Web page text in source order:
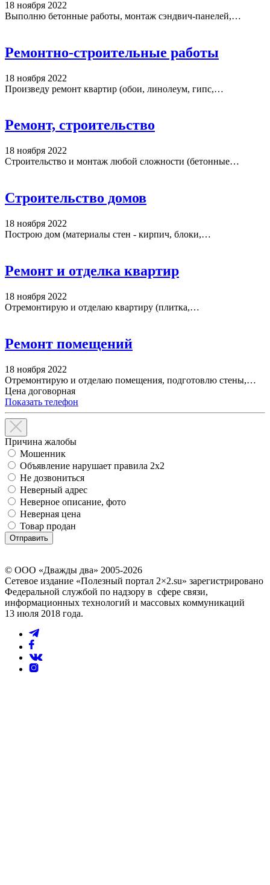
18 ноября 2022
Выполню бетонные работы, монтаж сэндвич-панелей,…
Ремонтно-строительные работы
18 ноября 2022
Произведу ремонт квартир (обои, линолеум, гипс,…
Ремонт, строительство
18 ноября 2022
Строительство и монтаж любой сложности (бетонные…
Строительство домов
18 ноября 2022
Построю дом (материалы стен - кирпич, блоки,…
Ремонт и отделка квартир
18 ноября 2022
Отремонтирую и отделаю квартиру (плитка,…
Ремонт помещений
18 ноября 2022
Отремонтирую и отделаю помещения, подготовлю стены,…
Цена договорная
Показать телефон
Причина жалобы
Мошенник
Объявление нарушает правила 2x2
Не дозвониться
Неверный адрес
Неверное описание, фото
Неверная цена
Товар продан
© ООО «Дважды два» 2005-2026
Сетевое издание «Полезный портал 2×2.su» зарегистрировано
Федеральной службой по надзору в сфере связи,
информационных технологий и массовых коммуникаций
13 июля 2018 года.